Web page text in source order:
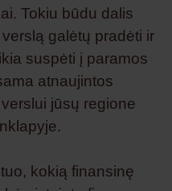
Tokiu būdu dalis
galėtų pradėti ir
suspėti į paramos
atnaujintos
jūsų regione
kokią finansinę